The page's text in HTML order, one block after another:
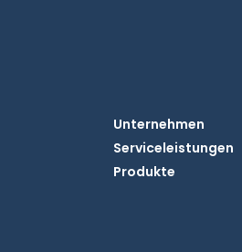
Unternehmen
Serviceleistungen
Produkte